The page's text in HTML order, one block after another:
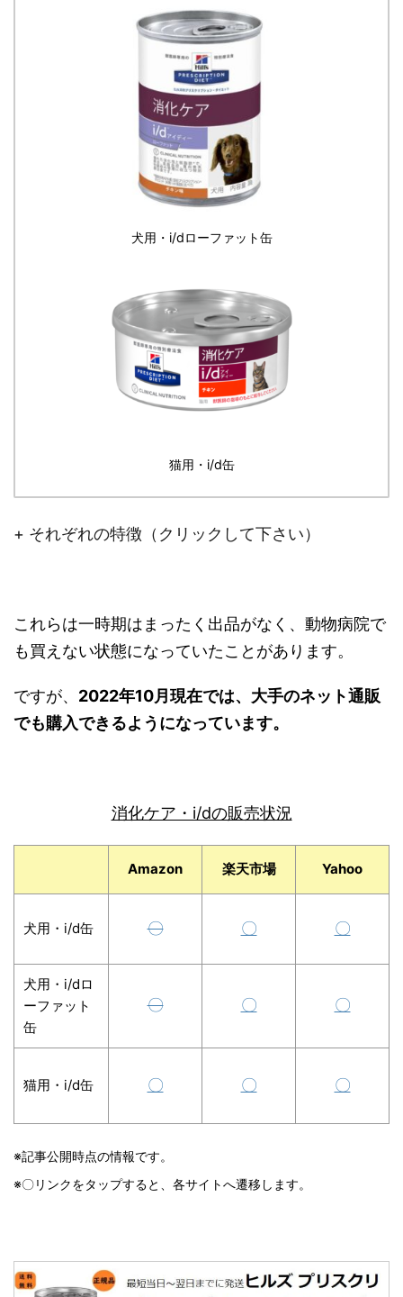
犬用・i/dローファット缶
猫用・i/d缶
+ それぞれの特徴（クリックして下さい）
これらは一時期はまったく出品がなく、動物病院で
も買えない状態になっていたことがあります。
ですが、 2022年10月現在では、大手のネット通販
でも購入できるようになっています。
消化ケア・i/dの販売状況
Amazon 楽天市場 Yahoo
犬用・i/d缶 〇 〇 〇
犬用・i/dロ
ーファット
缶
〇 〇 〇
猫用・i/d缶 〇 〇 〇
※記事公開時点の情報です。
※〇リンクをタップすると、各サイトへ遷移します。